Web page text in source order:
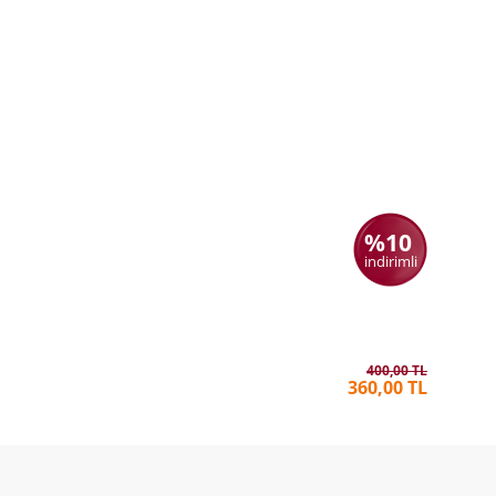
%10
indirimli
400,00 TL
360,00 TL